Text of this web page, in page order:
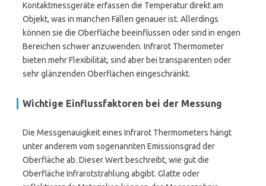
Kontaktmessgeräte erfassen die Temperatur direkt am
Objekt, was in manchen Fällen genauer ist. Allerdings
können sie die Oberfläche beeinflussen oder sind in engen
Bereichen schwer anzuwenden. Infrarot Thermometer
bieten mehr Flexibilität, sind aber bei transparenten oder
sehr glänzenden Oberflächen eingeschränkt.
Wichtige Einflussfaktoren bei der Messung
Die Messgenauigkeit eines Infrarot Thermometers hängt
unter anderem vom sogenannten Emissionsgrad der
Oberfläche ab. Dieser Wert beschreibt, wie gut die
Oberfläche Infrarotstrahlung abgibt. Glatte oder